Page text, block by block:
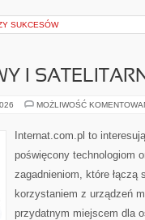
SUKCESÓW
I
MOŻLIWOŚĆ
Internat.com.pl to
poświęcony technologiom
zagadnieniom, które łączą
korzystaniem z urządzeń
przydatnym miejscem dla